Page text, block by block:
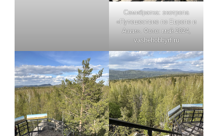
Семибратка: экотропа
«Путешествие по Европе и
Азии». Фото: май 2024,
vashehobbyrf.ru